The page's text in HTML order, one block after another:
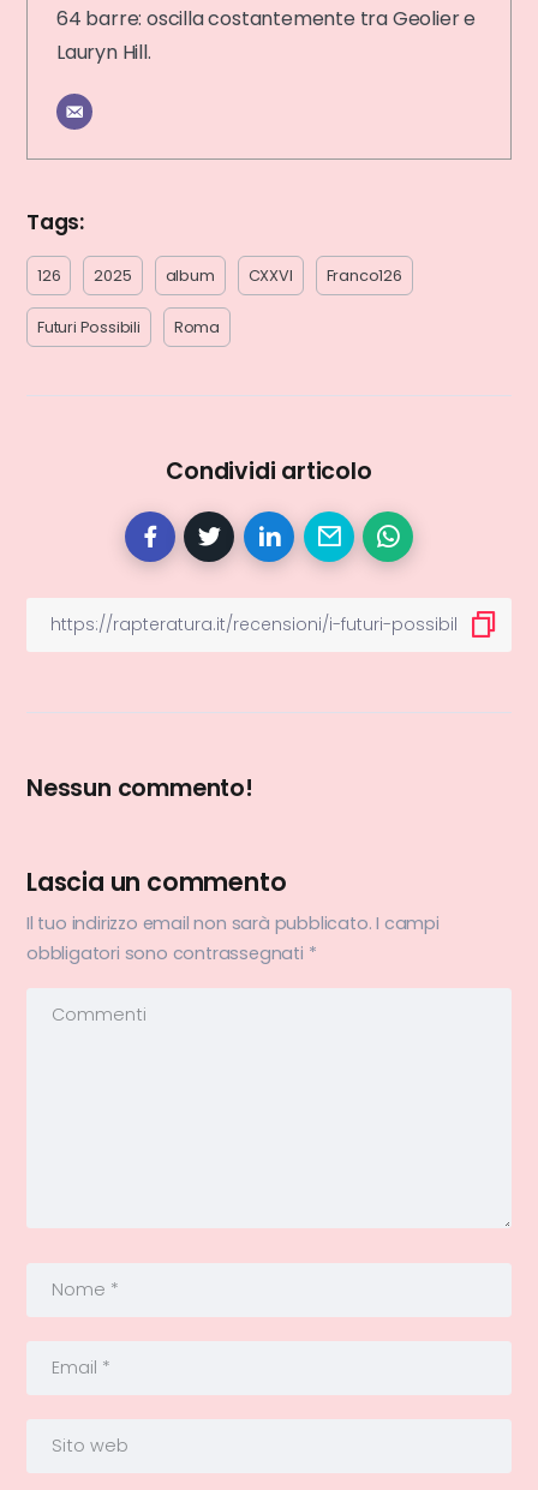
64 barre: oscilla costantemente tra Geolier e
Lauryn Hill.
Tags:
126 2025 album CXXVI Franco126
Futuri Possibili Roma
Condividi articolo
Nessun commento!
Lascia un commento
Il tuo indirizzo email non sarà pubblicato. I campi
obbligatori sono contrassegnati *